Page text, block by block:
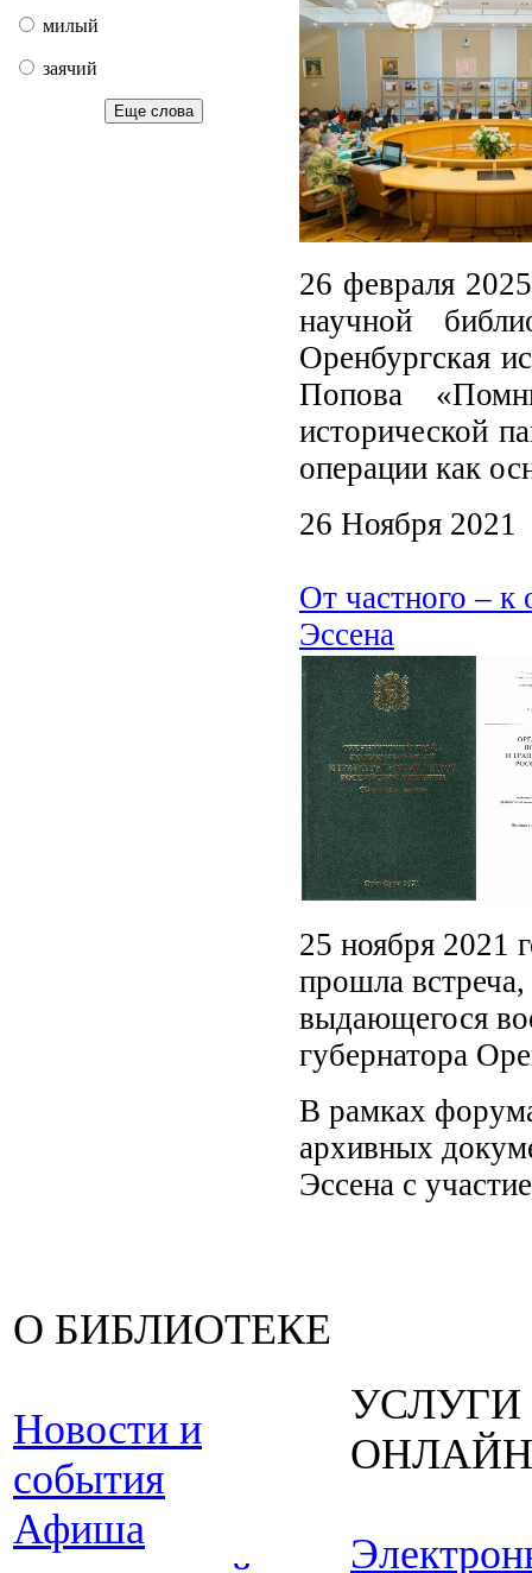
милый
заячий
Еще слова
26 февраля
научной
Оренбургская
Попова
исторической
операции как
26 Ноября 2021
От частного –
Эссена
25 ноября 2021
прошла
выдающегося
губернатора
В рамках
архивных
Эссена с
О БИБЛИОТЕКЕ
Новости и
события
Афиша
УСЛУГИ
ОНЛАЙН